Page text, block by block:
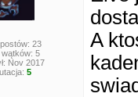
23
wątków: 5
Nov 2017
5
A